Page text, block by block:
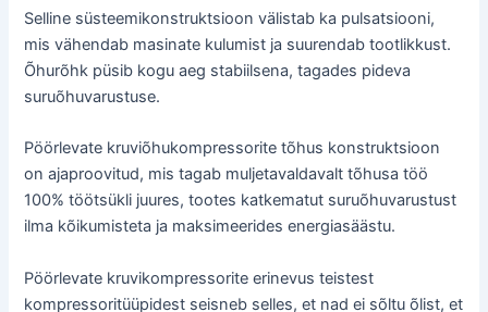
Selline süsteemikonstruktsioon välistab ka pulsatsiooni,
mis vähendab masinate kulumist ja suurendab tootlikkust.
Õhurõhk püsib kogu aeg stabiilsena, tagades pideva
suruõhuvarustuse.
Pöörlevate kruviõhukompressorite tõhus konstruktsioon
on ajaproovitud, mis tagab muljetavaldavalt tõhusa töö
100% töötsükli juures, tootes katkematut suruõhuvarustust
ilma kõikumisteta ja maksimeerides energiasäästu.
Pöörlevate kruvikompressorite erinevus teistest
kompressoritüüpidest seisneb selles, et nad ei sõltu õlist, et